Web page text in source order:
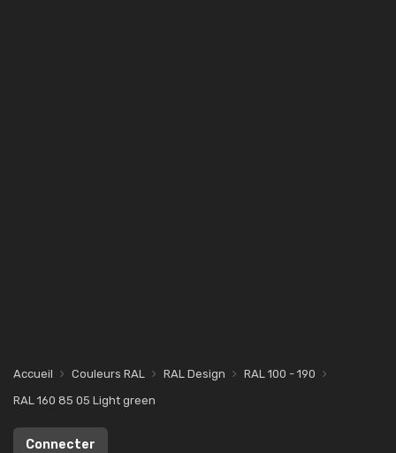
Accueil Couleurs RAL RAL Design
RAL 100 - 190
RAL 160 85 05 Light green
Connecter